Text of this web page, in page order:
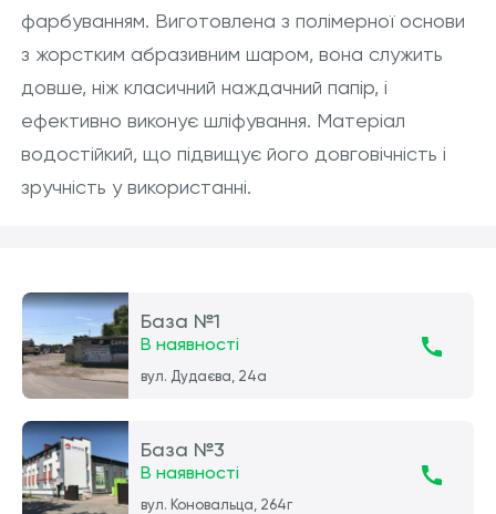
фарбуванням. Виготовлена з полімерної основи
з жорстким абразивним шаром, вона служить
довше, ніж класичний наждачний папір, і
ефективно виконує шліфування. Матеріал
водостійкий, що підвищує його довговічність і
зручність у використанні.
База №1
В наявності
вул. Дудаєва, 24а
База №3
В наявності
вул. Коновальца, 264г